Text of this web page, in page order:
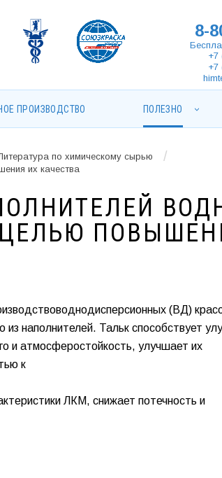
8-
+7
+7
ПРОИЗВОДСТВО ПОЛЕЗНО
по химическому сырью /
их качества
(ВД)
из наполнителей. Тальк способствует
и атмосферостойкость, улучшает их
к
ЛКМ, снижает потечность и